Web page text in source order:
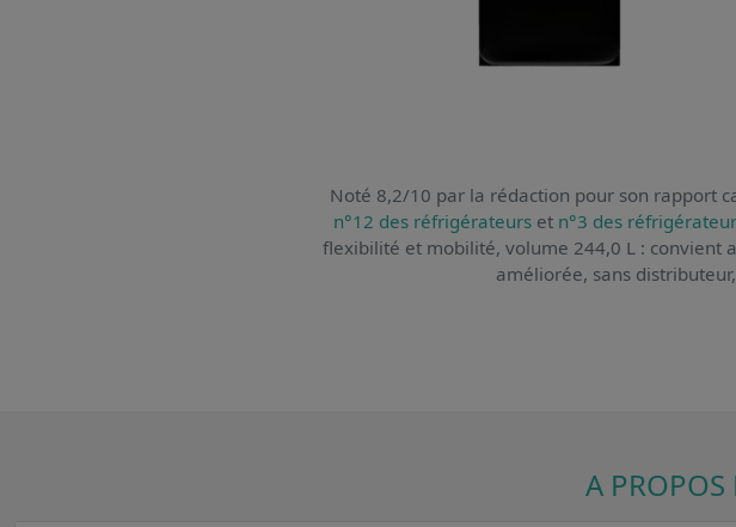
Noté 8,2/10 par la rédaction pour son rapport
n°12 des réfrigérateurs et n°3 des
flexibilité et mobilité, volume 244,0 L : convient
améliorée, sans
A